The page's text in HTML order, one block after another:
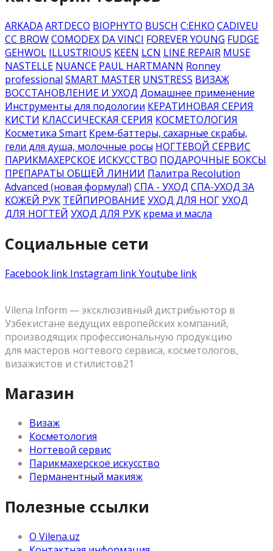
ARKADAARTDECO BIOPHYTO BUSCH C:EHKO CADIVEU
CC BROWCOMODEX DA VINCI FOREVER YOUNG FUDGE
GEHWOL ILLUSTRIOUS KEEN LCN LINE REPAIR MUSE
NASTELLE NUANCE PAUL HARTMANN Ronney
professional SMART MASTER UNSTRESS ВИЗАЖ
ВОССТАНОВЛЕНИЕ И УХОД Домашнее применение
Инструменты для подологии КЕРАТИНОВАЯ СЕРИЯ
КИСТИ КЛАССИЧЕСКАЯ СЕРИЯ КОСМЕТОЛОГИЯ
Косметика Smart Крем-баттеры, сахарные скрабы,
гели для душа, молочные росы НОГТЕВОЙ СЕРВИС
ПАРИКМАХЕРСКОЕ ИСКУССТВО ПОДАРОЧНЫЕ БОКСЫ
ПРЕПАРАТЫ ОБЩЕЙ ЛИНИИ Палитра Recolution
Advanced (новая формула!) СПА - УХОД СПА-УХОД ЗА
КОЖЕЙ РУК ТЕЙПИРОВАНИЕУХОД ДЛЯ НОГУХОД
ДЛЯ НОГТЕЙ УХОД ДЛЯ РУК крема и масла
Социальные сети
Facebook link Instagram linkYoutube link
Vilena Inform — эксклюзивный дистрибьютор в
Узбекистане ведущих европейских компаний,
производящих профессиональную продукцию
для мастеров ногтевого сервиса, косметологов,
визажистов и стилистов21
Магазин
Визаж
Косметология
Ногтевой сервис
Парикмахерское искусство
Перманентный макияж
Полезные ссылки
О Vilena.uz